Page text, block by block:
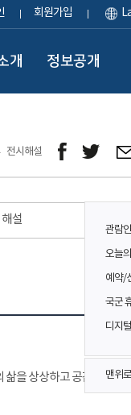
회원가입
개 정보공개
관람
오늘
예약/
국군
디지
맨위로
전시해설
설
을 상상하고 공감해 보세요.